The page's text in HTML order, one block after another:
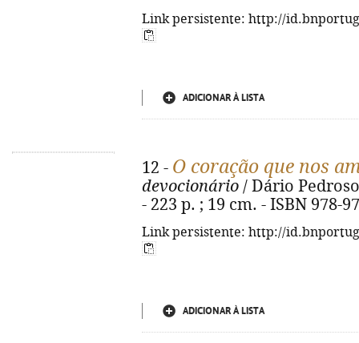
Link persistente: http://
ADICIONAR À LISTA
12 - O coração que nos
devocionário / Dário
- 223 p. ; 19 cm. - ISBN 978-
Link persistente: http://
ADICIONAR À LISTA